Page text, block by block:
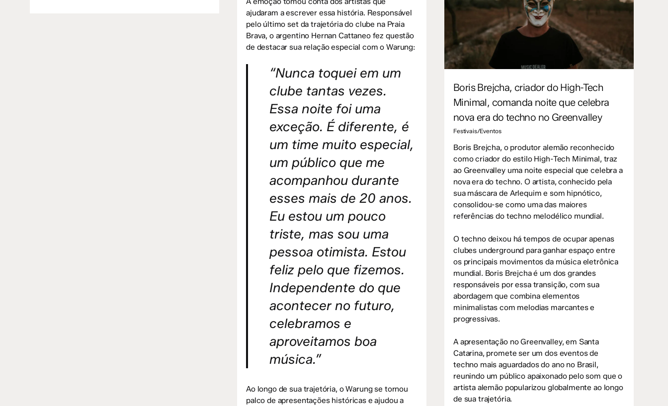
ajudaram a escrever essa história. Responsável
pelo último set da trajetória do clube na Praia
Brava, o argentino Hernan Cattaneo fez questão
de destacar sua relação especial com o Warung:
“Nunca toquei em um
clube tantas vezes.
Essa noite foi uma
exceção. É diferente, é
um time muito especial,
um público que me
acompanhou durante
esses mais de 20 anos.
Eu estou um pouco
triste, mas sou uma
pessoa otimista. Estou
feliz pelo que fizemos.
Independente do que
acontecer no futuro,
celebramos e
aproveitamos boa
música.”
Ao longo de sua trajetória, o Warung se tornou
palco de apresentações históricas e ajudou a
Boris Brejcha, criador do High-Tech
Minimal, comanda noite que celebra
nova era do techno no Greenvalley
Festivais/Eventos
Boris Brejcha, o produtor alemão reconhecido
como criador do estilo High-Tech Minimal, traz
ao Greenvalley uma noite especial que celebra a
nova era do techno. O artista, conhecido pela
sua máscara de Arlequim e som hipnótico,
consolidou-se como uma das maiores
referências do techno melodélico mundial.
O techno deixou há tempos de ocupar apenas
clubes underground para ganhar espaço entre
os principais movimentos da música eletrônica
mundial. Boris Brejcha é um dos grandes
responsáveis por essa transição, com sua
abordagem que combina elementos
minimalistas com melodias marcantes e
progressivas.
A apresentação no Greenvalley, em Santa
Catarina, promete ser um dos eventos de
techno mais aguardados do ano no Brasil,
reunindo um público apaixonado pelo som que o
artista alemão popularizou globalmente ao longo
de sua trajetória.